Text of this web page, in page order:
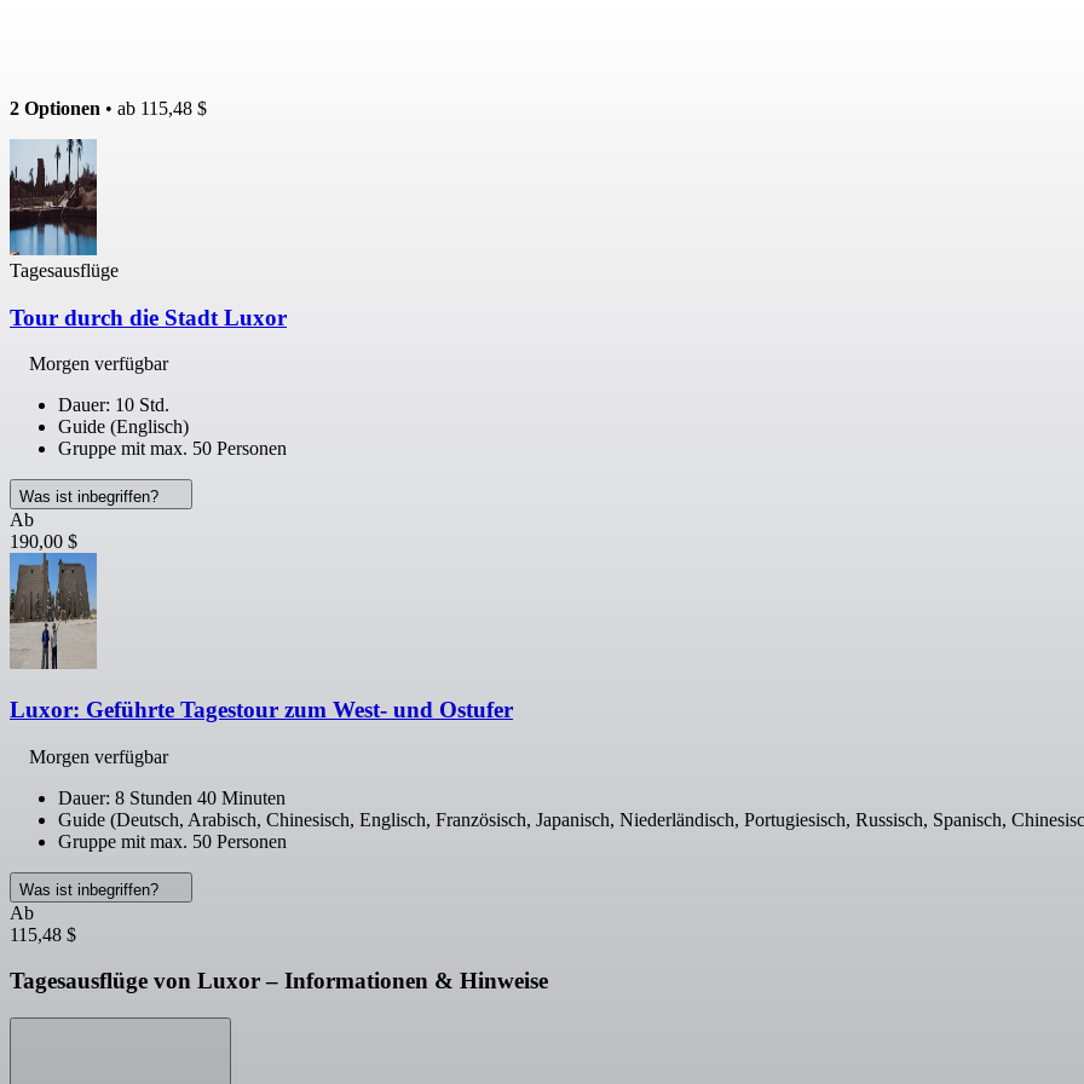
2 Optionen • ab 115,48 $
Tagesausflüge
Tour durch die Stadt Luxor
Morgen verfügbar
Dauer: 10 Std.
Guide (Englisch)
Gruppe mit max. 50 Personen
Was ist inbegriffen?
Ab
190,00 $
Luxor: Geführte Tagestour zum West- und Ostufer
Morgen verfügbar
Dauer: 8 Stunden 40 Minuten
Guide (Deutsch, Arabisch, Chinesisch, Englisch, Französisch, Japanisch, Niederländisch, Portugiesisch, Russisch, Spanisch,
Gruppe mit max. 50 Personen
Was ist inbegriffen?
Ab
115,48 $
Tagesausflüge von Luxor – Informationen & Hinweise